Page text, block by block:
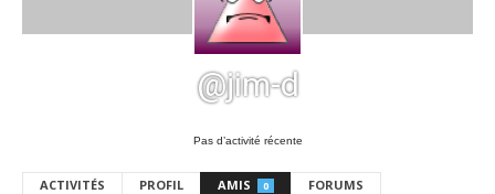
@jim-d
Pas d’activité récente
ACTIVITÉS PROFIL AMIS 0 FORUMS